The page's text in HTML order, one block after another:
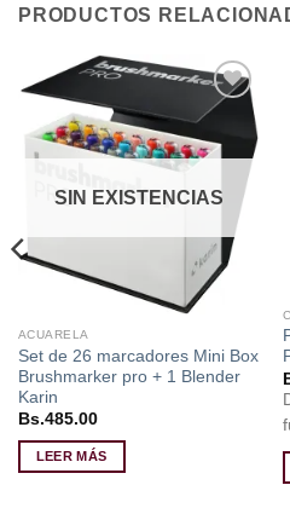
PRODUCTOS
Añadir
lista de
SIN EXISTENCIAS
ACUARELA
Set de 26 marcadores Mini Box
Brushmarker pro + 1 Blender
Karin
Bs.485.00
LEER MÁS